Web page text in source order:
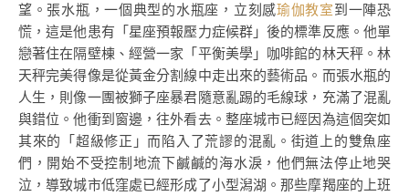
望。張水瓶，一個典型的水瓶座，立刻感瑜伽教室到一陣恐
慌，這是他患有「星座預報壓力症候群」後的標準反應。他單
戀著住在隔壁棟、經營一家「平衡美學」咖啡館的林天秤。林
天秤完美得像是從黃金分割線中走出來的藝術品。而張水瓶的
人生，則像一團被獅子座暴君隨意亂踢的毛線球，充滿了混亂
與錯位。他衝到窗邊，往外看去。整座城市已經因為這個突如
其來的「超級修正」而陷入了荒謬的混亂。街道上的雙魚座
們，開始不受控制地流下鹹鹹的海水淚，他們無法停止地哭
泣，導致城市低窪處已經形成了小型潟湖。那些摩羯座的上班